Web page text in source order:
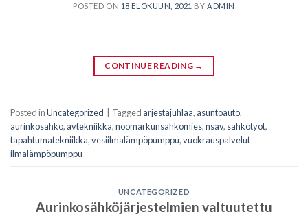
POSTED ON 18 ELOKUUN, 2021 BY ADMIN
CONTINUE READING →
Posted inUncategorized Tagged arjestajuhlaa, asuntoauto,
aurinkosähkö, avtekniikka,noomarkunsahkomies,nsav, sähkötyöt,
tapahtumatekniikka,vesiilmalämpöpumppu,vuokrauspalvelut
ilmalämpöpumppu
UNCATEGORIZED
Aurinkosähköjärjestelmien valtuutettu